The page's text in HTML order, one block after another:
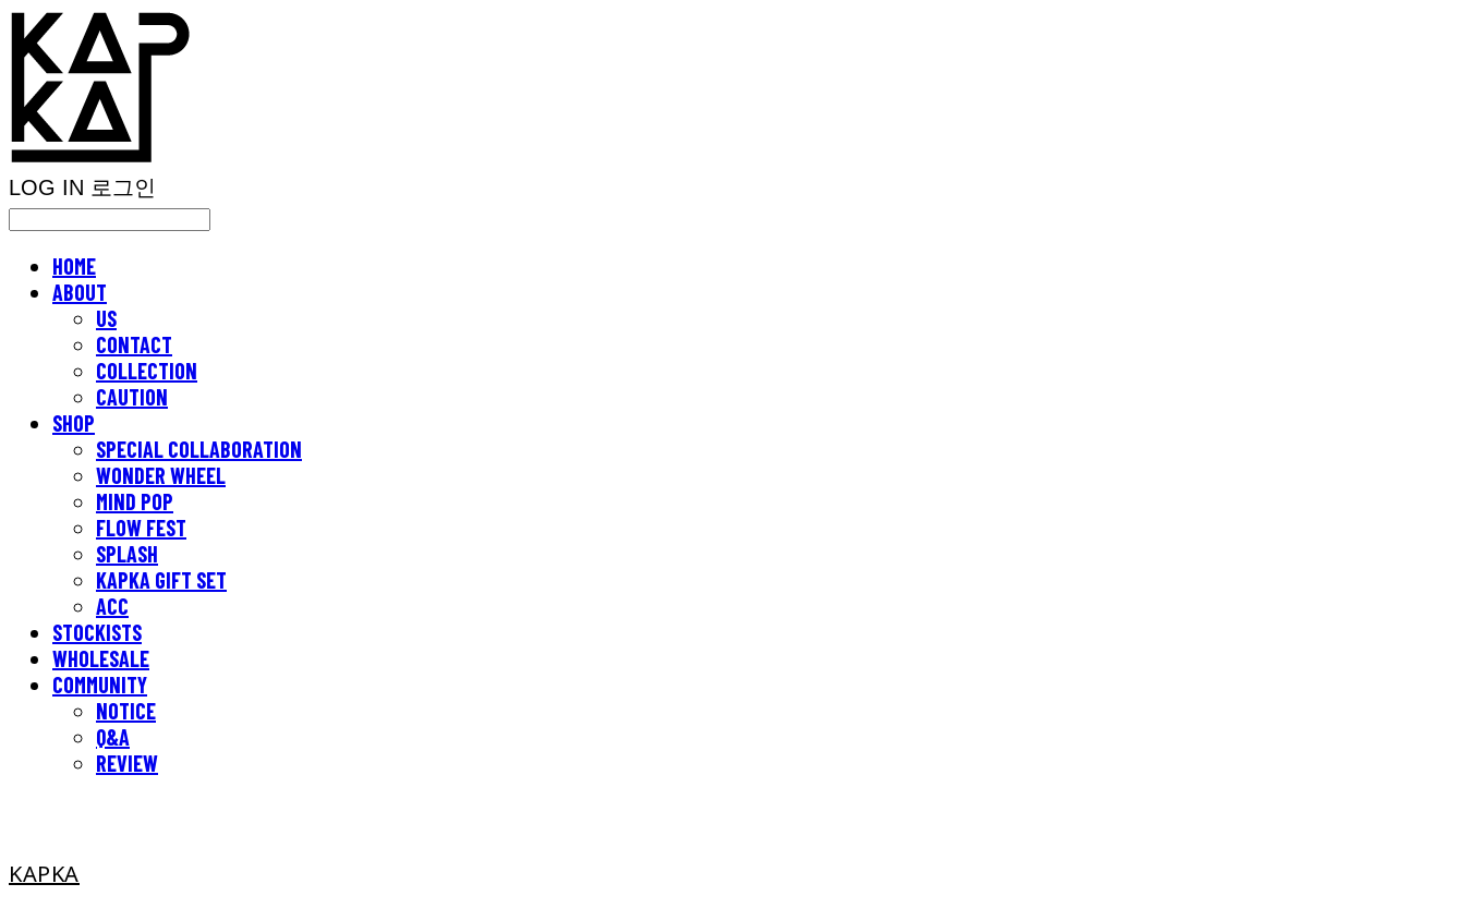
LOG IN 로그인
HOME
ABOUT
US
CONTACT
COLLECTION
CAUTION
SHOP
SPECIAL COLLABORATION
WONDER WHEEL
MIND POP
FLOW FEST
SPLASH
KAPKA GIFT SET
ACC
STOCKISTS
WHOLESALE
COMMUNITY
NOTICE
Q&A
REVIEW
KAPKA